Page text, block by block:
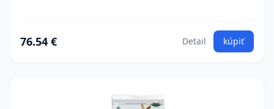
76.54 € Detail kúpiť